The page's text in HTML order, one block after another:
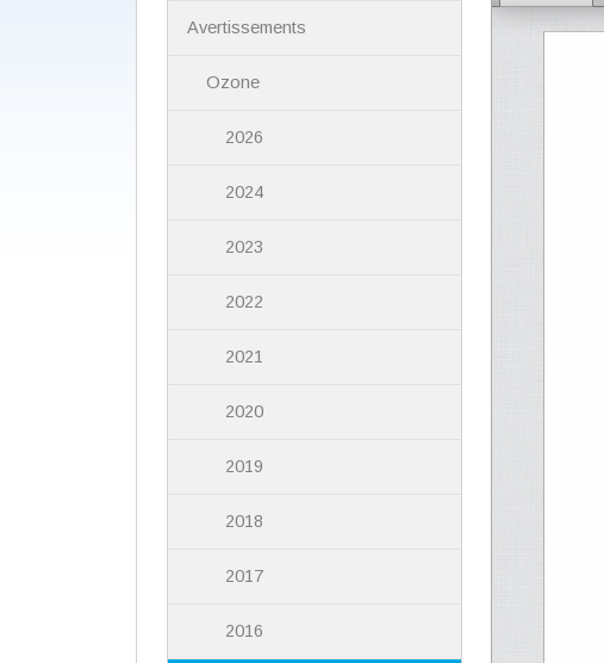
Avertissements
Ozone
2026
2024
2023
2022
2021
2020
2019
2018
2017
2016